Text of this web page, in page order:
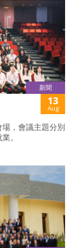
新聞
13
Aug
，會議主題分別
。